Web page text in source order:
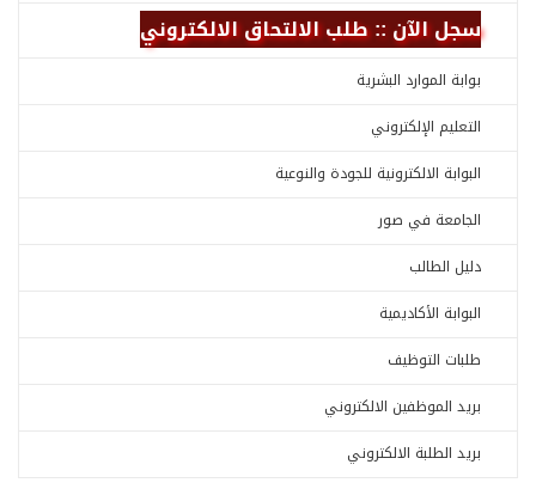
سجل الآن :: طلب الالتحاق الالكتروني
بوابة الموارد البشرية
التعليم الإلكتروني
البوابة الالكترونية للجودة والنوعية
الجامعة في صور
دليل الطالب
البوابة الأكاديمية
طلبات التوظيف
بريد الموظفين الالكتروني
بريد الطلبة الالكتروني